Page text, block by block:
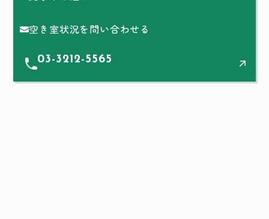
空き室状況を問い合わせる
03-3212-5565